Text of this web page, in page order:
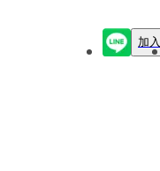
加入